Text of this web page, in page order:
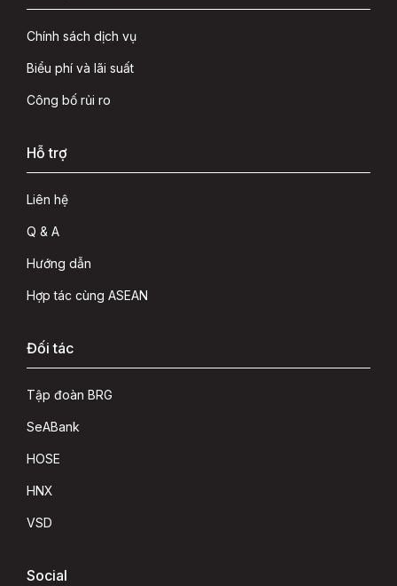
Chính sách dịch vụ
Biểu phí và lãi suất
Công bố rủi ro
Hỗ trợ
Liên hệ
Q & A
Hướng dẫn
Hợp tác cùng ASEAN
Đối tác
Tập đoàn BRG
SeABank
HOSE
HNX
VSD
Social